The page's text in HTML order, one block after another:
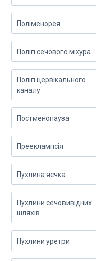
Поліменорея
Поліп сечового міхура
Поліп цервікального
каналу
Постменопауза
Прееклампсія
Пухлина яєчка
Пухлини сечовивідних
шляхів
Пухлини уретри